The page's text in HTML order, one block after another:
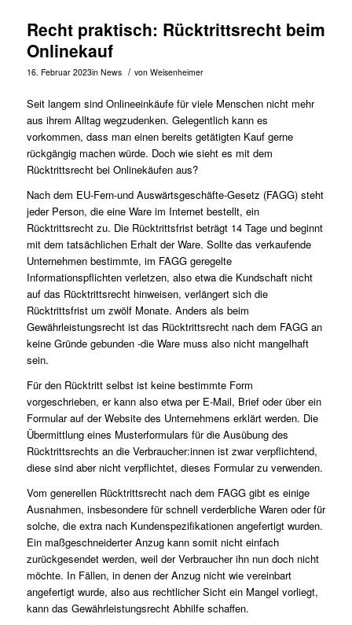
Recht praktisch: Rücktrittsrecht beim
Onlinekauf
16. Februar 2023in News / von Weisenheimer
Seit langem sind Onlineeinkäufe für viele Menschen nicht mehr
aus ihrem Alltag wegzudenken. Gelegentlich kann es
vorkommen, dass man einen bereits getätigten Kauf gerne
rückgängig machen würde. Doch wie sieht es mit dem
Rücktrittsrecht bei Onlinekäufen aus?
Nach dem EU-Fern-und Auswärtsgeschäfte-Gesetz (FAGG) steht
jeder Person, die eine Ware im Internet bestellt, ein
Rücktrittsrecht zu. Die Rücktrittsfrist beträgt 14 Tage und beginnt
mit dem tatsächlichen Erhalt der Ware. Sollte das verkaufende
Unternehmen bestimmte, im FAGG geregelte
Informationspflichten verletzen, also etwa die Kundschaft nicht
auf das Rücktrittsrecht hinweisen, verlängert sich die
Rücktrittsfrist um zwölf Monate. Anders als beim
Gewährleistungsrecht ist das Rücktrittsrecht nach dem FAGG an
keine Gründe gebunden -die Ware muss also nicht mangelhaft
sein.
Für den Rücktritt selbst ist keine bestimmte Form
vorgeschrieben, er kann also etwa per E-Mail, Brief oder über ein
Formular auf der Website des Unternehmens erklärt werden. Die
Übermittlung eines Musterformulars für die Ausübung des
Rücktrittsrechts an die Verbraucher:innen ist zwar verpflichtend,
diese sind aber nicht verpflichtet, dieses Formular zu verwenden.
Vom generellen Rücktrittsrecht nach dem FAGG gibt es einige
Ausnahmen, insbesondere für schnell verderbliche Waren oder für
solche, die extra nach Kundenspezifikationen angefertigt wurden.
Ein maßgeschneiderter Anzug kann somit nicht einfach
zurückgesendet werden, weil der Verbraucher ihn nun doch nicht
möchte. In Fällen, in denen der Anzug nicht wie vereinbart
angefertigt wurde, also aus rechtlicher Sicht ein Mangel vorliegt,
kann das Gewährleistungsrecht Abhilfe schaffen.